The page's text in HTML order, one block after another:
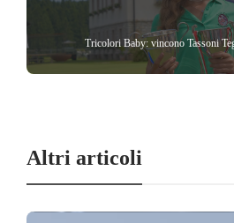
Tricolori Baby: vincono Tassoni
Altri articoli